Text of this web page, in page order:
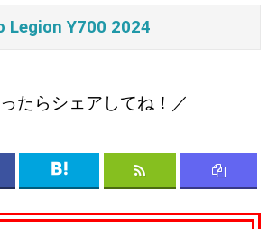
Legion Y700 2024
たらシェアしてね！／